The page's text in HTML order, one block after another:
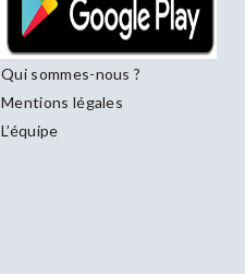
Qui sommes-nous ?
Mentions légales
L’équipe